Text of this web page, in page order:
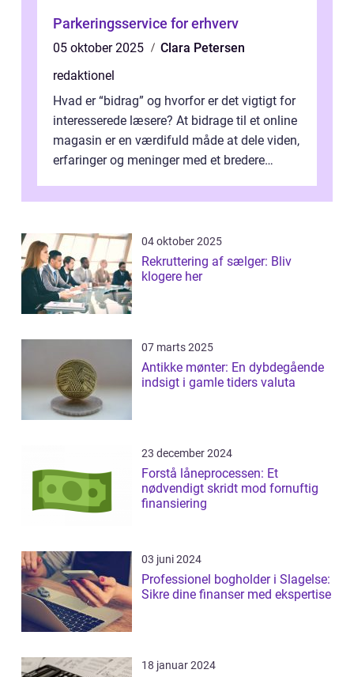
Parkeringsservice for erhverv
05 oktober 2025
Clara Petersen
redaktionel
Hvad er “bidrag” og hvorfor er det vigtigt for
interesserede læsere? At bidrage til et online
magasin er en værdifuld måde at dele viden,
erfaringer og meninger med et bredere
04 oktober 2025
Rekruttering af sælger: Bliv
klogere her
07 marts 2025
Antikke mønter: En dybdegående
indsigt i gamle tiders valuta
23 december 2024
Forstå låneprocessen: Et
nødvendigt skridt mod fornuftig
finansiering
03 juni 2024
Professionel bogholder i Slagelse:
Sikre dine finanser med ekspertise
18 januar 2024